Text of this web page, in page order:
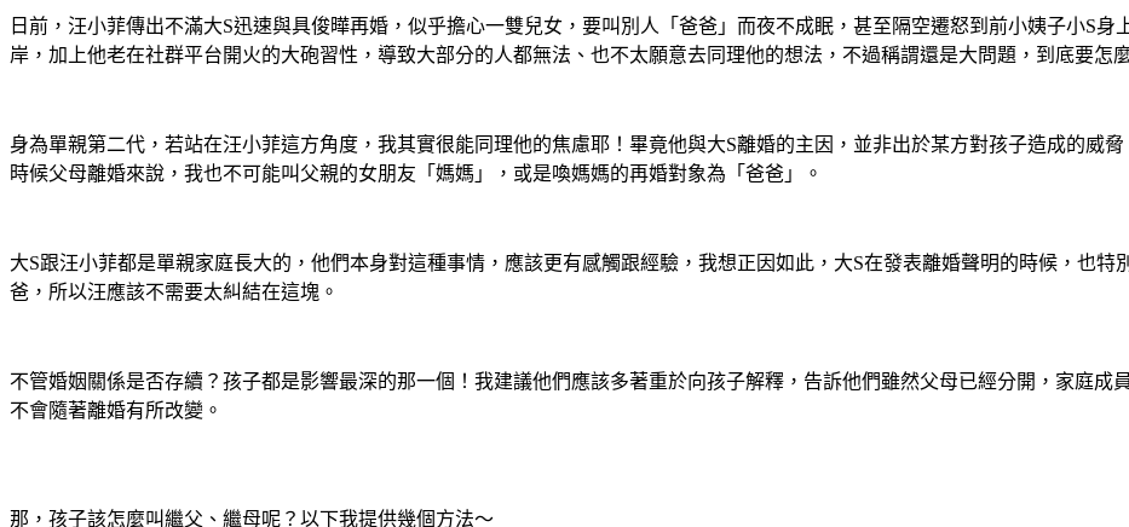
日前，汪小菲傳出不滿大S迅速與具俊曄再婚，似乎擔心一雙兒女，要叫別人「爸爸」而夜不成眠，甚至隔空遷怒到前小姨子小S身
岸，加上他老在社群平台開火的大砲習性，導致大部分的人都無法、也不太願意去同理他的想法，不過稱謂還是大問題，到底要怎
身為單親第二代，若站在汪小菲這方角度，我其實很能同理他的焦慮耶！畢竟他與大S離婚的主因，並非出於某方對孩子造成的威
時候父母離婚來說，我也不可能叫父親的女朋友 「 媽媽 」 ，或是喚媽媽的再婚對象為 「 爸爸 」 。
大S跟汪小菲都是單親家庭長大的，他們本身對這種事情，應該更有感觸跟經驗，我想正因如此，大S在發表離婚聲明的時候，也特
爸，所以汪應該不需要太糾結在這塊。
不管婚姻關係是否存續？孩子都是影響最深的那一個！我建議他們應該多著重於向孩子解釋，告訴他們雖然父母已經分開，家庭成
不會隨著離婚有所改變。
那，孩子該怎麼叫繼父、繼母呢？以下我提供幾個方法～